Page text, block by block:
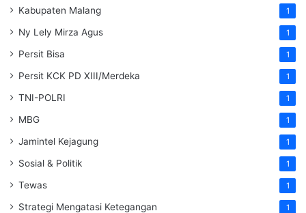
Kabupaten Malang 1
Ny Lely Mirza Agus 1
Persit Bisa 1
Persit KCK PD XIII/Merdeka 1
TNI-POLRI 1
MBG 1
Jamintel Kejagung 1
Sosial & Politik 1
Tewas 1
Strategi Mengatasi Ketegangan 1